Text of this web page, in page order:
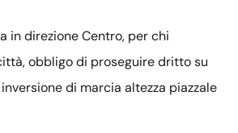
in direzione Centro, per chi
obbligo di proseguire dritto su
di marcia altezza piazzale